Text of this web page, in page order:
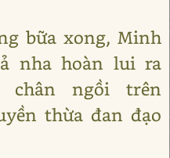
bữa xong, Minh
nha hoàn lui ra
chân ngồi trên
thừa đan đạo